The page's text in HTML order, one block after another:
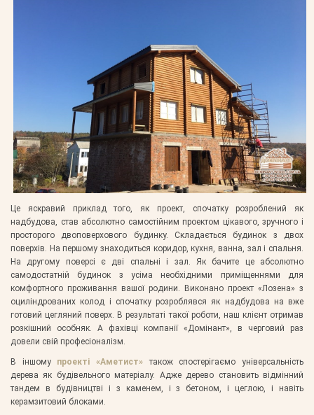
Це яскравий приклад того, як проект, спочатку розроблений як
надбудова, став абсолютно самостійним проектом цікавого, зручного і
просторого двоповерхового будинку. Складається будинок з двох
поверхів. На першому знаходиться коридор, кухня, ванна, зал і спальня.
На другому поверсі є дві спальні і зал. Як бачите це абсолютно
самодостатній будинок з усіма необхідними приміщеннями для
комфортного проживання вашої родини. Виконано проект «Лозена» з
оциліндрованих колод і спочатку розроблявся як надбудова на вже
готовий цегляний поверх. В результаті такої роботи, наш клієнт отримав
розкішний особняк. А фахівці компанії «Домінант», в черговий раз
довели свій професіоналізм.
В іншому проекті «Аметист» також спостерігаємо універсальність
дерева як будівельного матеріалу. Адже дерево становить відмінний
тандем в будівництві і з каменем, і з бетоном, і цеглою, і навіть
керамзитовий блоками.